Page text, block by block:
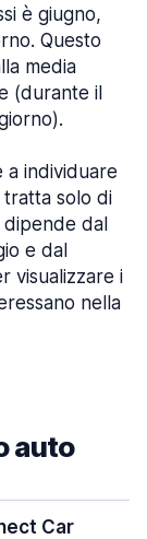
è giugno,
Questo
media
(durante il
a individuare
tratta solo di
dal
e dal
visualizzare i
nella
auto
Car